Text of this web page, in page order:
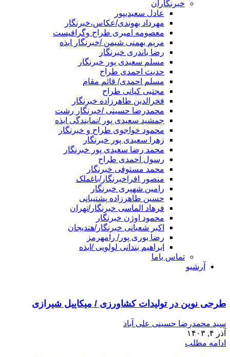
خبرنگاران
عادل سعیدیپور
مهرداد بهوندی/عکاس،خبرنگار
معصومه امیری طراح وگرافیست
مریم بهمنی شیمن /خبرنگار ایذه
رضا باندری خبرنگار
مسلم سعیدی پور خبرنگار
حدیث احمدی طراح
مسلم احمدی/ قائم مقام
مجتبی کیانی طراح
فخرالدین طاهرزاده خبرنگار
محمدرضا حسینی /خبرنگار رشت
جمشید سعیدی پور /نمایندگی ایذه
محمود خواجوی طراح و خبرنگار
زهرا سعیدی پور خبرنگار
محمد رضا سعیدی پور خبرنگار
رسول احمدی طراح
محمد مستوفی خبرنگار
منصور افراخبرنگار/باغملک
رامین شهپری خبرنگار
حسین طاهرزاده پشتیبانی
فرهاد الماسی خبرنگار/تهران
محمود اوژن خبرنگار
اکبر شعبانی خبرنگار/هندیجان
رضا بوری پور/ رامهرمز
ابراهیم بندانی لولویی /ایذه
تماس باما
آرشیو
طرحی نوین در تولیدات کشاورزی / میکاییل شیرازی
سید محمدرضا حسینی علی آباد
آذر ۴, ۱۴۰۳
ادامه مطلب